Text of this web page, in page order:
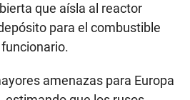
que aísla al reactor
para el combustible
amenazas para Europa